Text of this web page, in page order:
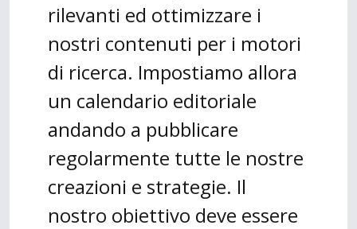
rilevanti ed ottimizzare i
nostri contenuti per i motori
di ricerca. Impostiamo allora
un calendario editoriale
andando a pubblicare
regolarmente tutte le nostre
creazioni e strategie. Il
nostro obiettivo deve essere